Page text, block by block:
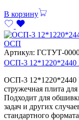
В корзину
ОСП
Артикул: ГСТУТ-
ОСП-3 12*1220*2440
ОСП-3 12*1220*2440
стружечная плита
Подходит для
задач и других
стандартного